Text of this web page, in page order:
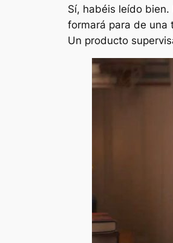
Sí, habéis leído
formará para de una
Un producto